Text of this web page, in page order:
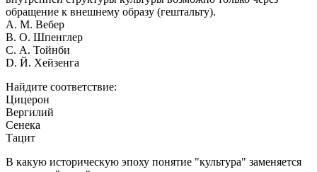
обращение к внешнему образу (гештальту).
A. М. Вебер
B. О. Шпенглер
C. А. Тойнби
D. Й. Хейзенга
Найдите соответствие:
Цицерон
Вергилий
Сенека
Тацит
В какую историческую эпоху понятие "культура" заменяется